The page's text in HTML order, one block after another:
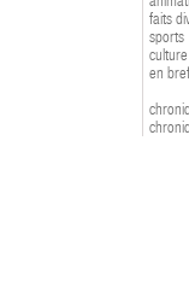
faits
sports
culture
en bref